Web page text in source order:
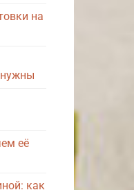
на
её
как